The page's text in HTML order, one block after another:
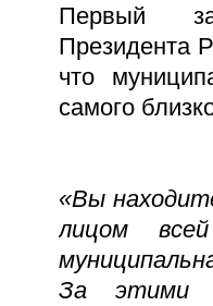
Первый
Президента
что
самого
«Вы
лицом
За этими